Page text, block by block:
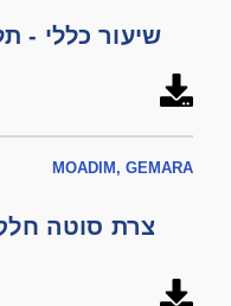
שיעור כללי -
MOADIM, GEMARA